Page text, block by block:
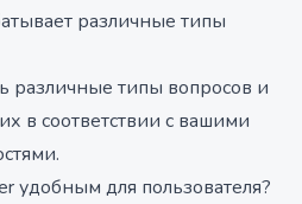
различные типы
различные типы вопросов и
в соответствии с вашими
удобным для пользователя?